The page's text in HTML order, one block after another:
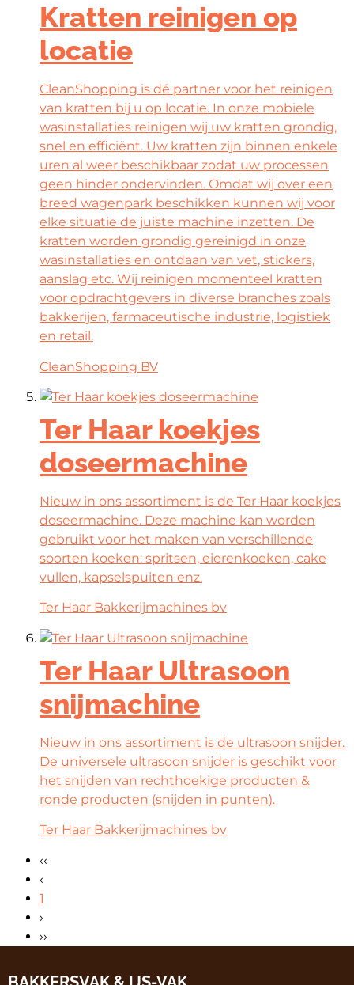
Kratten reinigen op
locatie
CleanShopping is dé partner voor het reinigen
van kratten bij u op locatie. In onze mobiele
wasinstallaties reinigen wij uw kratten grondig,
snel en efficiënt. Uw kratten zijn binnen enkele
uren al weer beschikbaar zodat uw processen
geen hinder ondervinden. Omdat wij over een
breed wagenpark beschikken kunnen wij voor
elke situatie de juiste machine inzetten. De
kratten worden grondig gereinigd in onze
wasinstallaties en ontdaan van vet, stickers,
aanslag etc. Wij reinigen momenteel kratten
voor opdrachtgevers in diverse branches zoals
bakkerijen, farmaceutische industrie, logistiek
en retail.
CleanShopping BV
Ter Haar koekjes
doseermachine
Nieuw in ons assortiment is de Ter Haar koekjes
doseermachine. Deze machine kan worden
gebruikt voor het maken van verschillende
soorten koeken: spritsen, eierenkoeken, cake
vullen, kapselspuiten enz.
Ter Haar Bakkerijmachines bv
Ter Haar Ultrasoon
snijmachine
Nieuw in ons assortiment is de ultrasoon snijder.
De universele ultrasoon snijder is geschikt voor
het snijden van rechthoekige producten &
ronde producten (snijden in punten).
Ter Haar Bakkerijmachines bv
‹‹
‹
1
›
››